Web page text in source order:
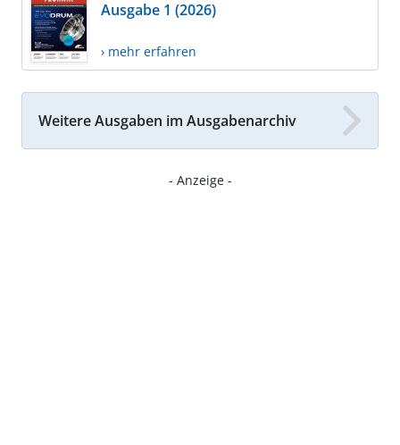
Ausgabe 1 (2026)
› mehr erfahren
Weitere Ausgaben im Ausgabenarchiv
- Anzeige -